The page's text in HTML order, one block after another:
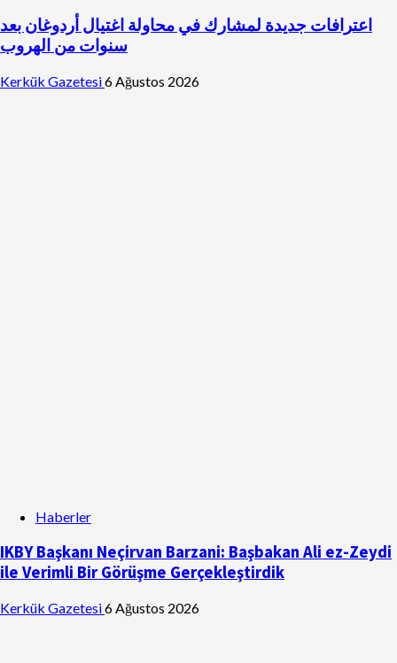
اعترافات جديدة لمشارك في محاولة اغتيال أردوغان بعد
سنوات من الهروب
Kerkük Gazetesi6 Ağustos 2026
Haberler
IKBY Başkanı Neçirvan Barzani: Başbakan Ali ez-Zeydi
ile Verimli Bir Görüşme Gerçekleştirdik
Kerkük Gazetesi6 Ağustos 2026